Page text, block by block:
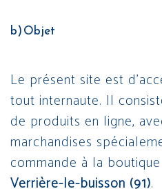
b) Objet
Le présent site est
tout internaute. Il
de produits en ligne,
marchandises
commande à la
Verrière-le-buisson (91).